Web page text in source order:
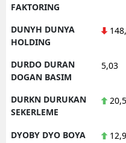
FAKTORING
DUNYH DUNYA
HOLDING
DURDO DURAN
DOGAN BASIM
5,03
DURKN DURUKAN
SEKERLEME
DYOBY DYO BOYA